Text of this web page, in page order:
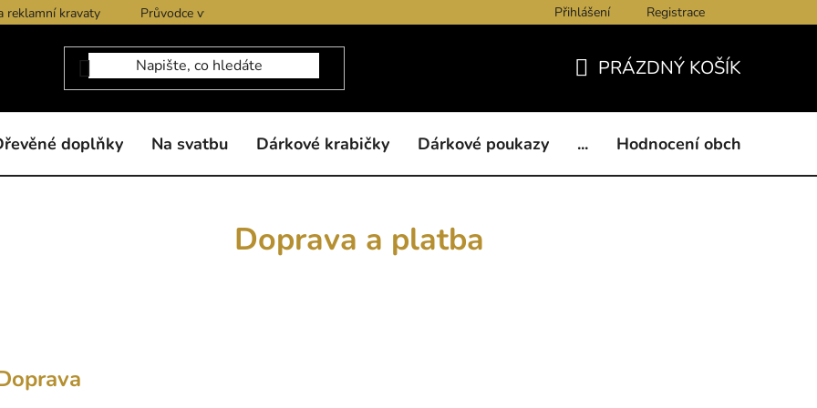
reklamní kravaty Průvodce výběrem produktů Kontakty Obchodní podmínky
Přihlášení Registrace
KOŠÍK
PRÁZDNÝ KOŠÍK
doplňky Na svatbu Dárkové krabičky Dárkové poukazy ... Hodnocení obchodu
Doprava a platba